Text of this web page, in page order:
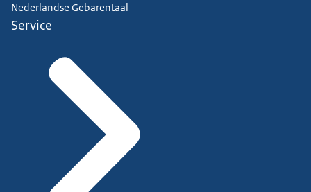
Nederlandse Gebarentaal
Service